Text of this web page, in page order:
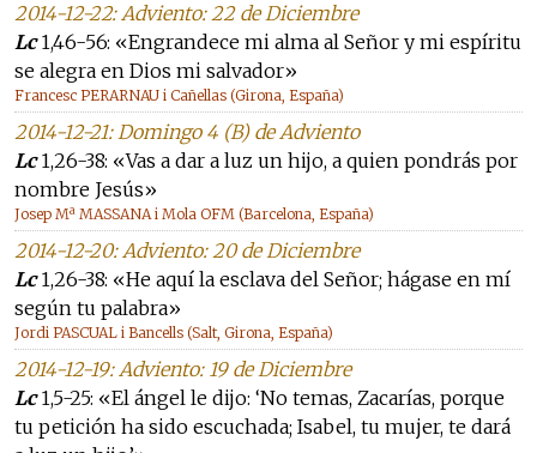
2014-12-22: Adviento: 22 de Diciembre
Lc1,46-56: «Engrandece mi alma al Señor y mi espíritu
se alegra en Dios mi salvador»
Francesc PERARNAU i Cañellas (Girona, España)
2014-12-21: Domingo 4 (B) de Adviento
Lc1,26-38: «Vas a dar a luz un hijo, a quien pondrás por
nombre Jesús»
Josep Mª MASSANA i Mola OFM (Barcelona, España)
2014-12-20: Adviento: 20 de Diciembre
Lc1,26-38: «He aquí la esclava del Señor; hágase en mí
según tu palabra»
Jordi PASCUAL i Bancells (Salt, Girona, España)
2014-12-19: Adviento: 19 de Diciembre
Lc1,5-25: «El ángel le dijo: ‘No temas, Zacarías, porque
tu petición ha sido escuchada; Isabel, tu mujer, te dará